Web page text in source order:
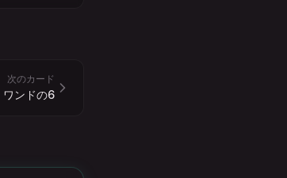
次のカード
ワンドの6